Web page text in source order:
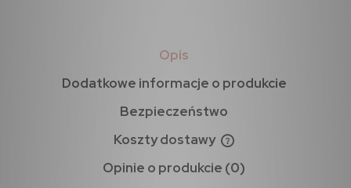
Opis
Dodatkowe informacje o produkcie
Bezpieczeństwo
Koszty dostawy
Opinie o produkcie (0)